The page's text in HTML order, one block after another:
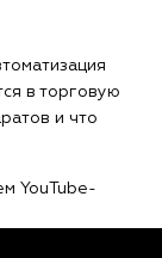
в торговую
и что
YouTube-